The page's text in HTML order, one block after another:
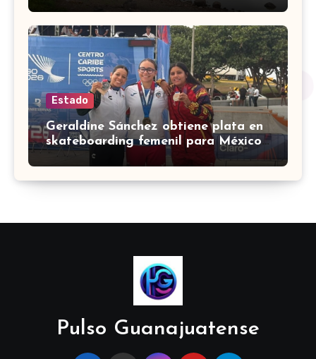
Estado
Geraldine Sánchez obtiene plata en
skateboarding femenil para México
en los Centroamericanos 2026
Pulso Guanajuatense